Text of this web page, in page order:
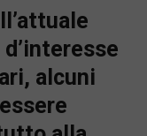
alcuni